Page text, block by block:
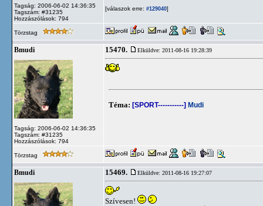
Tagság: 2006-06-02 14:36:35
Tagszám: #31235
Hozzászólások: 794
[válaszok erre: #129040]
Törzstag
Bmudi
Tagság: 2006-06-02 14:36:35
Tagszám: #31235
Hozzászólások: 794
15470. Elküldve: 2011-08-16 19:28:39
Téma: [SPORT-----------] Mudi
Törzstag
Bmudi 15469. Elküldve: 2011-08-16 19:27:07
Szívesen!